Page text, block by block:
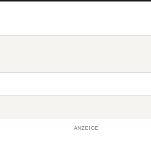
ANZEIGE